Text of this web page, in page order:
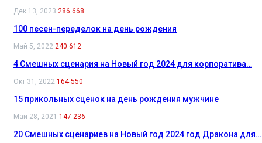
Дек 13, 2023 286 668
100 песен-переделок на день рождения
Май 5, 2022 240 612
4 Смешных сценария на Новый год 2024 для корпоратива…
Окт 31, 2022 164 550
15 прикольных сценок на день рождения мужчине
Май 28, 2021 147 236
20 Смешных сценариев на Новый год 2024 год Дракона для…